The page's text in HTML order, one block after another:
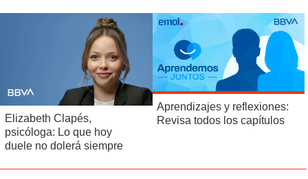
Elizabeth Clapés,
psicóloga: Lo que hoy
duele no dolerá siempre
Aprendizajes y reflexiones:
Revisa todos los capítulos